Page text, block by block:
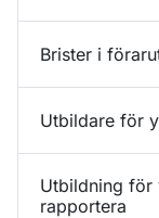
Brister i
Utbildare för
Utbildning för
rapportera